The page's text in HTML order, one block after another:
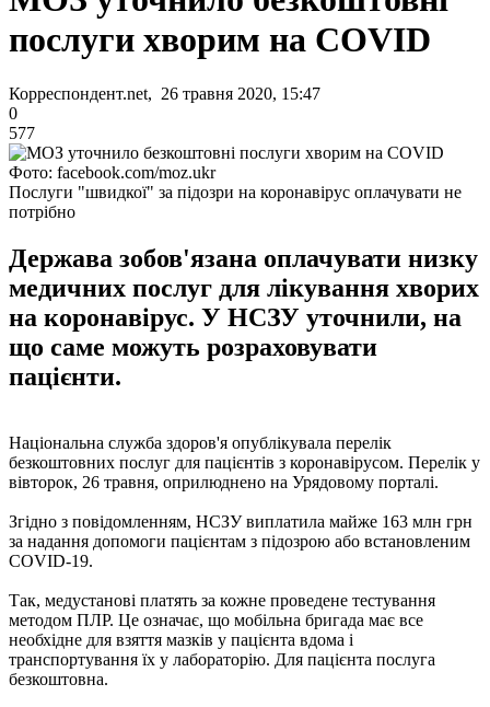
послуги хворим на COVID
Корреспондент.net, 26 травня 2020, 15:47
0
577
Фото: facebook.com/moz.ukr
Послуги "швидкої" за підозри на коронавірус оплачувати не
потрібно
Держава зобов'язана оплачувати низку
медичних послуг для лікування хворих
на коронавірус. У НСЗУ уточнили, на
що саме можуть розраховувати
пацієнти.
Національна служба здоров'я опублікувала перелік
безкоштовних послуг для пацієнтів з коронавірусом. Перелік у
вівторок, 26 травня, оприлюднено на Урядовому порталі.
Згідно з повідомленням, НСЗУ виплатила майже 163 млн грн
за надання допомоги пацієнтам з підозрою або встановленим
COVID-19.
Так, медустанові платять за кожне проведене тестування
методом ПЛР. Це означає, що мобільна бригада має все
необхідне для взяття мазків у пацієнта вдома і
транспортування їх у лабораторію. Для пацієнта послуга
безкоштовна.